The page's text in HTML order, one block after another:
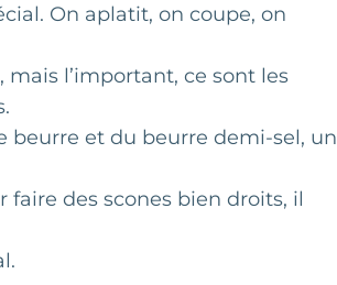
On aplatit, on coupe, on
mais l’important, ce sont les
beurre et du beurre demi-sel, un
faire des scones bien droits, il